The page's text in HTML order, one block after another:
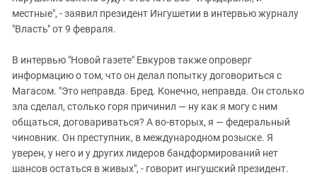
местные", - заявил президент Ингушетии в интервью журналу
"Власть" от 9 февраля.
В интервью "Новой газете" Евкуров также опроверг
информацию о том, что он делал попытку договориться с
Магасом. "Это неправда. Бред. Конечно, неправда. Он столько
зла сделал, столько горя причинил — ну как я могу с ним
общаться, договариваться? А во-вторых, я — федеральный
чиновник. Он преступник, в международном розыске. Я
уверен, у него и у других лидеров бандформирований нет
шансов остаться в живых", - говорит ингушский президент.